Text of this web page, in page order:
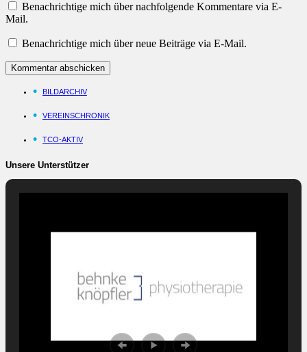
Benachrichtige mich über nachfolgende Kommentare via E-
Mail.
Benachrichtige mich über neue Beiträge via E-Mail.
BILDARCHIV
VEREINSCHRONIK
TCO-AKTIV
Unsere Unterstützer